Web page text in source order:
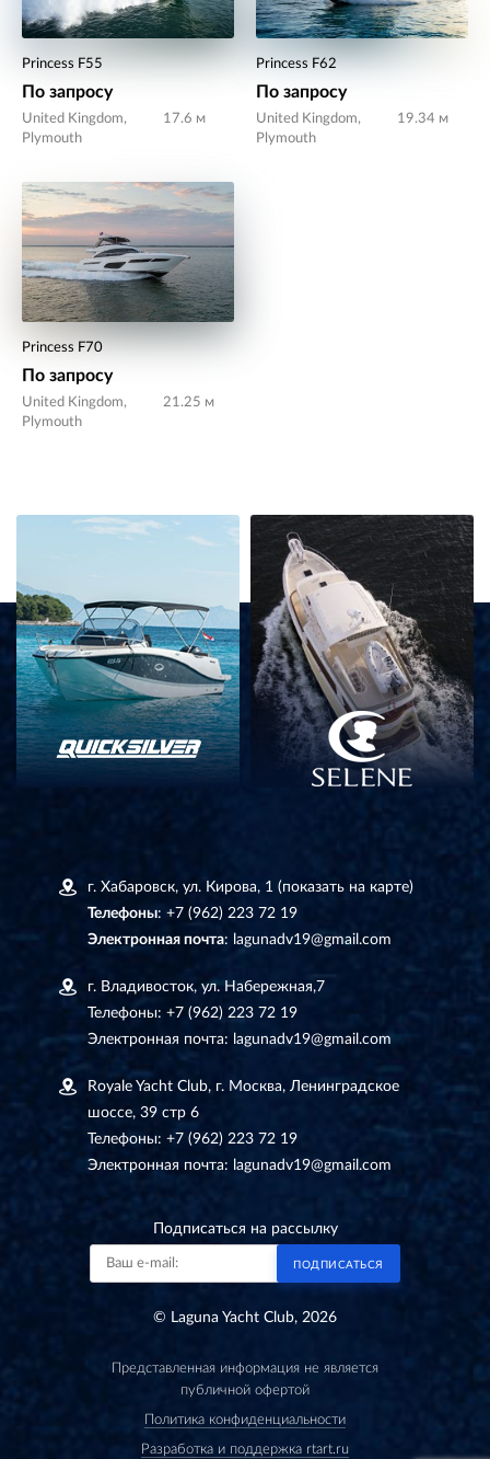
Princess F55
По запросу
United Kingdom,
Plymouth
17.6 м
Princess F62
По запросу
United Kingdom,
Plymouth
19.34 м
Princess F70
По запросу
United Kingdom,
Plymouth
21.25 м
г. Хабаровск, ул. Кирова, 1 (показать на карте)
Телефоны: +7 (962) 223 72 19
Электронная почта: lagunadv19@gmail.com
г. Владивосток, ул. Набережная,7
Телефоны: +7 (962) 223 72 19
Электронная почта: lagunadv19@gmail.com
Royale Yacht Club, г. Москва, Ленинградское
шоссе, 39 стр 6
Телефоны: +7 (962) 223 72 19
Электронная почта: lagunadv19@gmail.com
Подписаться на рассылку
ПОДПИСАТЬСЯ
© Laguna Yacht Club, 2026
Представленная информация не является
публичной офертой
Политика конфиденциальности
Разработка и поддержка rtart.ru